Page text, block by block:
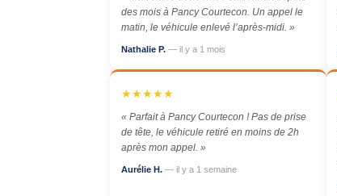
des mois à Pancy Courtecon. Un appel le
matin, le véhicule enlevé l’après-midi. »
Nathalie P. — il y a 1 mois
★★★★★
« Parfait à Pancy Courtecon ! Pas de prise
de tête, le véhicule retiré en moins de 2h
après mon appel. »
Aurélie H. — il y a 1 semaine